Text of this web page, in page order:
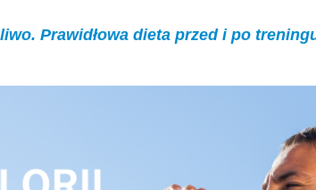
Prawidłowa dieta przed i po